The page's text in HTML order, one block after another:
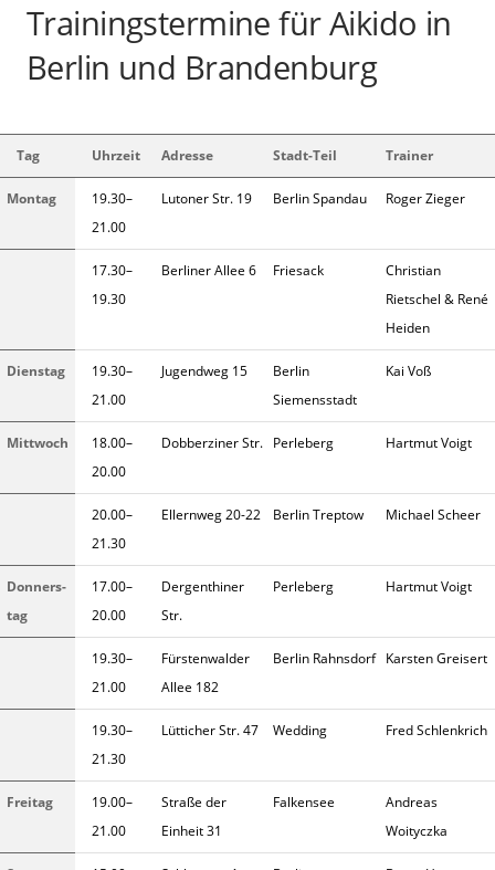
Trainingstermine für Aikido in
Berlin und Brandenburg
Tag Uhrzeit Adresse Stadt-Teil Trainer
Montag
19.30–
21.00
Lutoner Str. 19 Berlin Spandau Roger Zieger
17.30–
19.30
Berliner Allee 6 Friesack
Christian
Rietschel & René
Heiden
Dienstag
19.30–
21.00
Jugendweg 15
Berlin
Siemensstadt
Kai Voß
Mittwoch
18.00–
20.00
Dobberziner Str. Perleberg Hartmut Voigt
20.00–
21.30
Ellernweg 20-22 Berlin Treptow Michael Scheer
Donners­
tag
17.00–
20.00
Dergenthiner
Str.
Perleberg Hartmut Voigt
19.30–
21.00
Fürstenwal­der
Allee 182
Berlin Rahnsdorf Karsten Greisert
19.30–
21.30
Lütticher Str. 47 Wedding Fred Schlenkrich
Freitag
19.00–
21.00
Straße der
Einheit 31
Falkensee
Andreas
Woityczka